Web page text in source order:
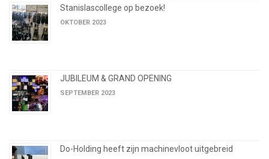
Stanislascollege op bezoek!
OKTOBER 2023
JUBILEUM & GRAND OPENING
SEPTEMBER 2023
Do-Holding heeft zijn machinevloot uitgebreid